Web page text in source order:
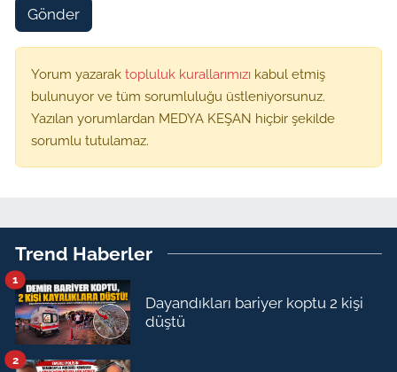
Gönder
Yorum yazarak topluluk kurallarımızı kabul etmiş
bulunuyor ve tüm sorumluluğu üstleniyorsunuz.
Yazılan yorumlardan MEDYA KEŞAN hiçbir şekilde
sorumlu tutulamaz.
Trend Haberler
Dayandıkları bariyer koptu 2 kişi
düştü
1
2